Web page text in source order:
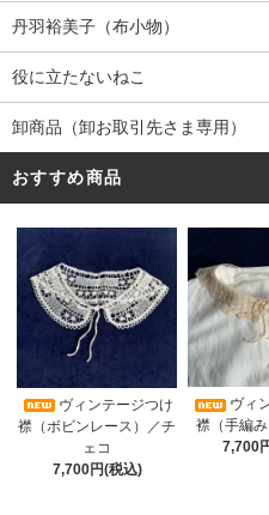
丹羽裕美子（布小物）
役に立たないねこ
卸商品（卸お取引先さま専用）
おすすめ商品
ヴィンテージつけ
襟（ボビンレース）／チ
ェコ
7,700円(税込)
ヴィ
襟（手編
7,700